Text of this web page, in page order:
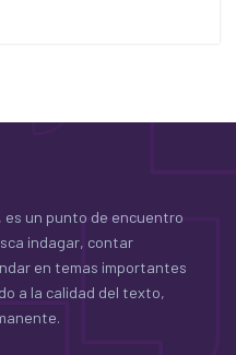
es un punto de encuentro
indagar, contar
en temas importantes
a la calidad del texto,